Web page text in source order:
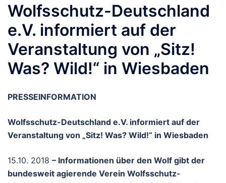
Wolfsschutz-Deutschland
e.V. informiert auf der
Veranstaltung von „Sitz!
Was? Wild!“ in Wiesbaden
PRESSEINFORMATION
Wolfsschutz-Deutschland e.V. informiert auf der
Veranstaltung von „Sitz! Was? Wild!“ in Wiesbaden
15.10. 2018 – Informationen über den Wolf gibt der
bundesweit agierende Verein Wolfsschutz-